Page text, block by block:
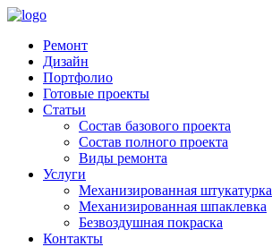
Ремонт
Дизайн
Портфолио
Готовые проекты
Статьи
Состав базового проекта
Состав полного проекта
Виды ремонта
Услуги
Механизированная штукатурка
Механизированная шпаклевка
Безвоздушная покраска
Контакты